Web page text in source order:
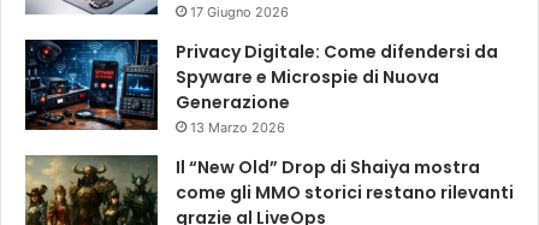
17 Giugno 2026
Privacy Digitale: Come difendersi da
Spyware e Microspie di Nuova
Generazione
13 Marzo 2026
Il “New Old” Drop di Shaiya mostra
come gli MMO storici restano rilevanti
grazie al LiveOps